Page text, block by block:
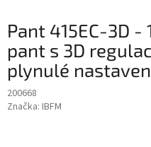
Pant 415EC-3D
pant s 3D
plynulé
200668
Značka: IBFM